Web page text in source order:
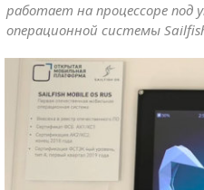
работает на процессоре под
операционной системы